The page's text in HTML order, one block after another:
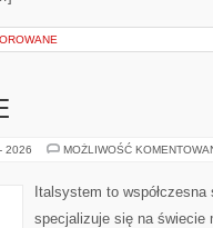
2026 MOŻLIWOŚĆ
Italsystem to
specjalizuje się na świecie